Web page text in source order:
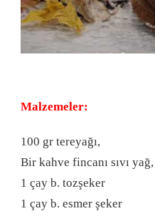
Malzemeler:
100 gr tereyağı,
Bir kahve fincanı sıvı yağ,
1 çay b. tozşeker
1 çay b. esmer şeker